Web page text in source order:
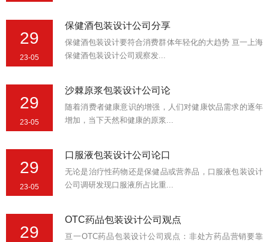
29
23-05
保健酒包装设计公司分享
保健酒包装设计要符合消费群体年轻化的大趋势 亘一上海
保健酒包装设计公司观察发...
29
23-05
沙棘原浆包装设计公司论
随着消费者健康意识的增强，人们对健康饮品需求的逐年
增加，当下天然和健康的原浆...
29
23-05
口服液包装设计公司论口
无论是治疗性药物还是保健品或营养品，口服液包装设计
公司调研发现口服液所占比重...
29
OTC药品包装设计公司观点
亘一OTC药品包装设计公司观点：非处方药品营销要靠